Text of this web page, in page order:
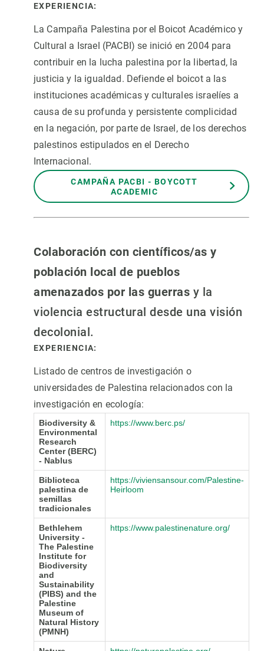
EXPERIENCIA:
La Campaña Palestina por el Boicot Académico y
Cultural a Israel (PACBI) se inició en 2004 para
contribuir en la lucha palestina por la libertad, la
justicia y la igualdad. Defiende el boicot a las
instituciones académicas y culturales israelíes a
causa de su profunda y persistente complicidad
en la negación, por parte de Israel, de los derechos
palestinos estipulados en el Derecho
Internacional.
CAMPAÑA PACBI - BOYCOTT
ACADEMIC
Colaboración con científicos/as y
población local de pueblos
amenazados por las guerras y la
violencia estructural desde una visión
decolonial.
EXPERIENCIA:
Listado de centros de investigación o
universidades de Palestina relacionados con la
investigación en ecología:
Biodiversity &
Environmental
Research
Center (BERC)
- Nablus
https://www.berc.ps/
Biblioteca
palestina de
semillas
tradicionales
https://viviensansour.com/Palestine-
Heirloom
Bethlehem
University -
The Palestine
Institute for
Biodiversity
and
Sustainability
(PIBS) and the
Palestine
Museum of
Natural History
(PMNH)
https://www.palestinenature.org/